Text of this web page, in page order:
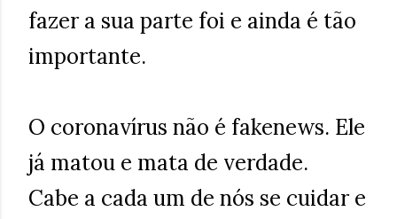
fazer a sua parte foi e ainda é tão
importante.
O coronavírus não é fakenews. Ele
já matou e mata de verdade.
Cabe a cada um de nós se cuidar e